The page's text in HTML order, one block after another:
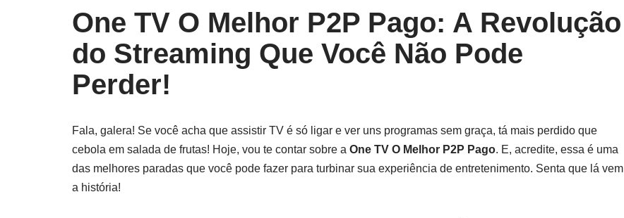
One TV O Melhor P2P Pago: A Revolução
do Streaming Que Você Não Pode
Perder!
Fala, galera! Se você acha que assistir TV é só ligar e ver uns programas sem graça, tá mais perdido que
cebola em salada de frutas! Hoje, vou te contar sobre a One TV O Melhor P2P Pago. E, acredite, essa é uma
das melhores paradas que você pode fazer para turbinar sua experiência de entretenimento. Senta que lá vem
a história!